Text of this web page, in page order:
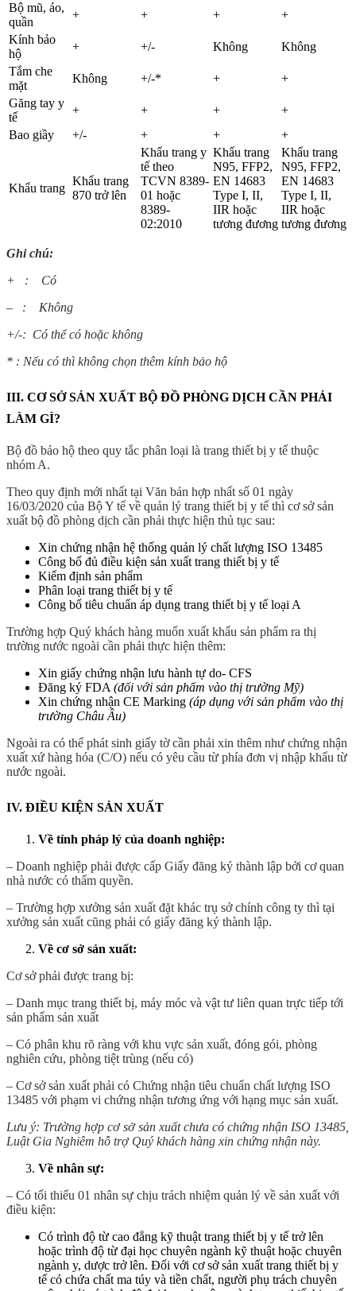
Bộ mũ, áo,
quần
+ + +
+
Kính bảo
hộ
+ +/- Không
Không
Tắm che
mặt
Không +/-* +
+
Găng tay y
tế
+ + +
+
Bao giầy
+/- + + +
Khẩu trang
Khẩu trang
870 trở lên
Khẩu trang y
tế theo
TCVN 8389-
01 hoặc
8389-
02:2010
Khẩu trang
N95, FFP2,
EN 14683
Type I, II,
IIR hoặc
tương đương
Khẩu trang
N95, FFP2,
EN 14683
Type I, II,
IIR hoặc
tương đương
Ghi chú:
+ : Có
– : Không
+/-: Có thể có hoặc không
* : Nếu có thì không chọn thêm kính bảo hộ
III. CƠ SỞ SẢN XUẤT BỘ ĐỒ PHÒNG DỊCH CẦN PHẢI
LÀM GÌ?
Bộ đồ bảo hộ theo quy tắc phân loại là trang thiết bị y tế thuộc
nhóm A.
Theo quy định mới nhất tại Văn bản hợp nhất số 01 ngày
16/03/2020 của Bộ Y tế về quản lý trang thiết bị y tế thì cơ sở sản
xuất bộ đồ phòng dịch cần phải thực hiện thủ tục sau:
Xin chứng nhận hệ thống quản lý chất lượng ISO 13485
Công bố đủ điều kiện sản xuất trang thiết bị y tế
Kiểm định sản phẩm
Phân loại trang thiết bị y tế
Công bố tiêu chuẩn áp dụng trang thiết bị y tế loại A
Trường hợp Quý khách hàng muốn xuất khẩu sản phẩm ra thị
trường nước ngoài cần phải thực hiện thêm:
Xin giấy chứng nhận lưu hành tự do- CFS
Đăng ký FDA (đối với sản phẩm vào thị trường Mỹ)
Xin chứng nhận CE Marking (áp dụng với sản phẩm vào thị
trường Châu Âu)
Ngoài ra có thể phát sinh giấy tờ cần phải xin thêm như chứng nhận
xuất xứ hàng hóa (C/O) nếu có yêu cầu từ phía đơn vị nhập khẩu từ
nước ngoài.
IV. ĐIỀU KIỆN SẢN XUẤT
Về tính pháp lý của doanh nghiệp:
– Doanh nghiệp phải được cấp Giấy đăng ký thành lập bởi cơ quan
nhà nước có thẩm quyền.
– Trường hợp xưởng sản xuất đặt khác trụ sở chính công ty thì tại
xưởng sản xuất cũng phải có giấy đăng ký thành lập.
Về cơ sở sản xuất:
Cơ sở phải được trang bị:
– Danh mục trang thiết bị, máy móc và vật tư liên quan trực tiếp tới
sản phẩm sản xuất
– Có phân khu rõ ràng với khu vực sản xuất, đóng gói, phòng
nghiên cứu, phòng tiệt trùng (nếu có)
– Cơ sở sản xuất phải có Chứng nhận tiêu chuẩn chất lượng ISO
13485 với phạm vi chứng nhận tương ứng với hạng mục sản xuất.
Lưu ý: Trường hợp cơ sở sản xuất chưa có chứng nhận ISO 13485,
Luật Gia Nghiêm hỗ trợ Quý khách hàng xin chứng nhận này.
Về nhân sự:
– Có tối thiểu 01 nhân sự chịu trách nhiệm quản lý về sản xuất với
điều kiện:
Có trình độ từ cao đẳng kỹ thuật trang thiết bị y tế trở lên
hoặc trình độ từ đại học chuyên ngành kỹ thuật hoặc chuyên
ngành y, dược trở lên. Đối với cơ sở sản xuất trang thiết bị y
tế có chứa chất ma túy và tiền chất, người phụ trách chuyên